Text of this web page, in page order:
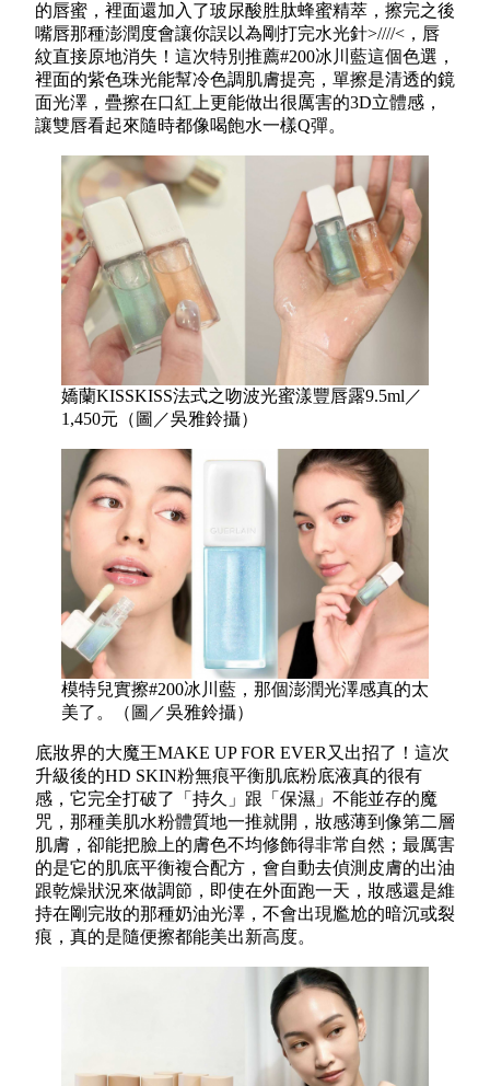
的唇蜜，裡面還加入了玻尿酸胜肽蜂蜜精萃，擦完之後
嘴唇那種澎潤度會讓你誤以為剛打完水光針>////<，唇
紋直接原地消失！這次特別推薦#200冰川藍這個色選，
裡面的紫色珠光能幫冷色調肌膚提亮，單擦是清透的鏡
面光澤，疊擦在口紅上更能做出很厲害的3D立體感，
讓雙唇看起來隨時都像喝飽水一樣Q彈。
嬌蘭KISSKISS法式之吻波光蜜漾豐唇露9.5ml／
1,450元（圖／吳雅鈴攝）
模特兒實擦#200冰川藍，那個澎潤光澤感真的太
美了。（圖／吳雅鈴攝）
底妝界的大魔王MAKE UP FOR EVER又出招了！這次
升級後的HD SKIN粉無痕平衡肌底粉底液真的很有
感，它完全打破了「持久」跟「保濕」不能並存的魔
咒，那種美肌水粉體質地一推就開，妝感薄到像第二層
肌膚，卻能把臉上的膚色不均修飾得非常自然；最厲害
的是它的肌底平衡複合配方，會自動去偵測皮膚的出油
跟乾燥狀況來做調節，即使在外面跑一天，妝感還是維
持在剛完妝的那種奶油光澤，不會出現尷尬的暗沉或裂
痕，真的是隨便擦都能美出新高度。